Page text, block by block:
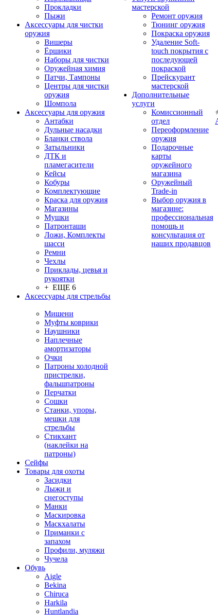
Прокладки
Пыжи
Аксессуары для чистки
оружия
Вишеры
Ёршики
Наборы для чистки
Оружейная химия
Патчи, Тампоны
Центры для чистки
оружия
Шомпола
Аксессуары для оружия
Антабки
Дульные насадки
Бланки ствола
Затыльники
ДТК и
пламегасители
Кейсы
Кобуры
Комплектующие
Краска для оружия
Магазины
Мушки
Патронташи
Ложи, Комплекты
шасси
Ремни
Чехлы
Приклады, цевья и
рукоятки
+ ЕЩЕ 6
Аксессуары для стрельбы
Мишени
Муфты коврики
Наушники
Наплечные
амортизаторы
Очки
Патроны холодной
пристрелки,
фальшпатроны
Перчатки
Сошки
Станки, упоры,
мешки для
стрельбы
Стикхант
(наклейки на
патроны)
Сейфы
Товары для охоты
Засидки
Лыжи и
снегоступы
Манки
Маскировка
Маскхалаты
Приманки с
запахом
Профили, муляжи
Чучела
Обувь
Aigle
Bekina
Chiruсa
Harkila
Huntlandia
мастерской
Ремонт оружия
Тюнинг оружия
Покраска оружия
Удаление Soft-
touch покрытия с
последующей
покраской
Прейскурант
мастерской
Дополнительные
услуги
Комиссионный
отдел
Переоформление
оружия
Подарочные
карты
оружейного
магазина
Оружейный
Trade-in
Выбор оружия в
магазине:
профессиональная
помощь и
консультация от
наших продавцов